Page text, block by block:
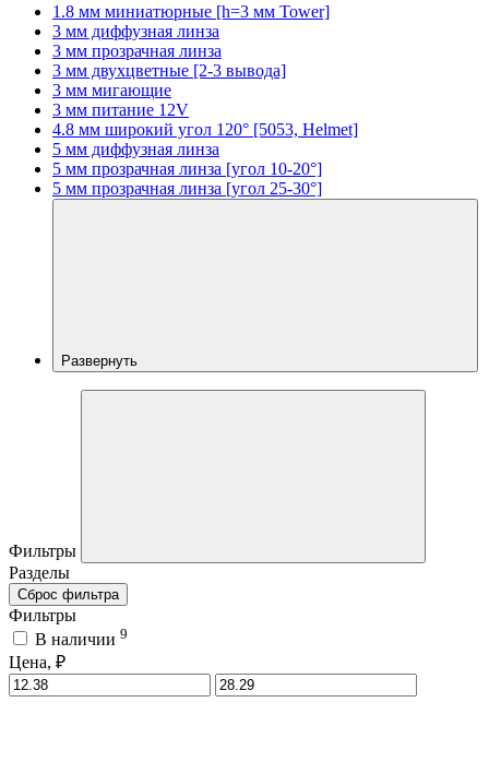
1.8 мм миниатюрные [h=3 мм Tower]
3 мм диффузная линза
3 мм прозрачная линза
3 мм двухцветные [2-3 вывода]
3 мм мигающие
3 мм питание 12V
4.8 мм широкий угол 120° [5053, Helmet]
5 мм диффузная линза
5 мм прозрачная линза [угол 10-20°]
5 мм прозрачная линза [угол 25-30°]
Развернуть
Фильтры
Разделы
Сброс фильтра
Фильтры
В наличии 9
Цена, ₽